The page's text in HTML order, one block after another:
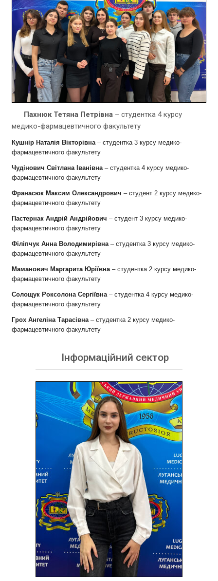
Пахнюк Тетяна Петрівна – студентка 4 курсу
медико-фармацевтичного факультету
Кушнір Наталія Вікторівна – студентка 3 курсу медико-
фармацевтичного факультету
Чудінович Світлана Іванівна – студентка 4 курсу медико-
фармацевтичного факультету
Франасюк Максим Олександрович – студент 2 курсу медико-
фармацевтичного факультету
Пастернак Андрій Андрійович – студент 3 курсу медико-
фармацевтичного факультету
Філіпчук Анна Володимирівна – студентка 3 курсу медико-
фармацевтичного факультету
Маманович Маргарита Юріївна – студентка 2 курсу медико-
фармацевтичного факультету
Солощук Роксолона Сергіївна – студентка 4 курсу медико-
фармацевтичного факультету
Грох Ангеліна Тарасівна – студентка 2 курсу медико-
фармацевтичного факультету
Інформаційний сектор